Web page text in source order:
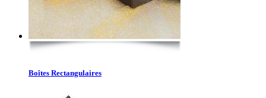
Boîtes Rectangulaires